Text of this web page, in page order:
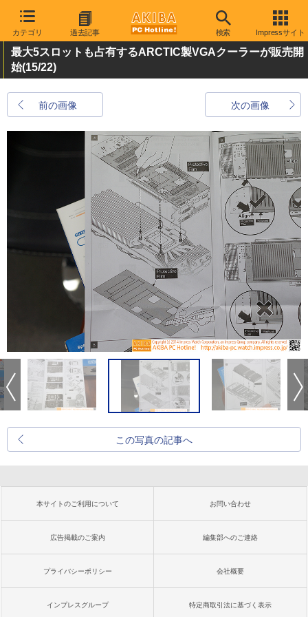
カテゴリ 過去記事 検索 Impressサイト
最大5スロットも占有するARCTIC製VGAクーラーが販売開
始(15/22)
前の画像 次の画像
この写真の記事へ
本サイトのご利用について お問い合わせ
広告掲載のご案内 編集部へのご連絡
プライバシーポリシー 会社概要
インプレスグループ 特定商取引法に基づく表示